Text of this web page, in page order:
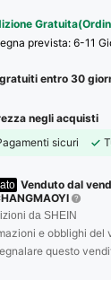
prevista:6-11
entro 30
negli acquisti
sicuri
Venduto dal
da SHEIN
e obblighi del
questo